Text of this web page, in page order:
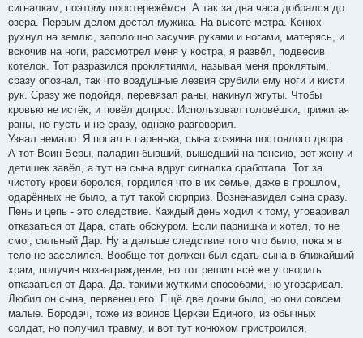
сигналкам, поэтому поостережёмся. А так за два часа добрался до
озера. Первым делом достал мужика. На высоте метра. Конюх
рухнул на землю, заполошно засучив руками и ногами, матерясь, и
вскочив на ноги, рассмотрел меня у костра, я развёл, подвесив
котелок. Тот разразился проклятиями, называя меня проклятым,
сразу опознал, так что воздушные лезвия срубили ему ноги и кисти
рук. Сразу же подойдя, перевязал раны, накинул жгуты. Чтобы
кровью не истёк, и повёл допрос. Использовал головёшки, прижигая
раны, но пусть и не сразу, однако разговорил.
Узнал немало. Я попал в паренька, сына хозяина постоялого двора.
А тот Воин Веры, паладин бывший, вышедший на пенсию, вот жену и
детишек завёл, а тут на сына вдруг сигналка сработала. Тот за
чистоту крови боролся, гордился что в их семье, даже в прошлом,
одарённых не было, а тут такой сюрприз. Возненавидел сына сразу.
Пень и цепь - это следствие. Каждый день ходил к тому, уговаривал
отказаться от Дара, стать обскуром. Если парнишка и хотел, то не
смог, сильный Дар. Ну а дальше следствие того что было, пока я в
тело не заселился. Вообще тот должен был сдать сына в ближайший
храм, получив вознаграждение, но тот решил всё же уговорить
отказаться от Дара. Да, такими жуткими способами, но уговаривал.
Любил он сына, первенец его. Ещё две дочки было, но они совсем
малые. Бородач, тоже из воинов Церкви Единого, из обычных
солдат, но получил травму, и вот тут конюхом пристроился,